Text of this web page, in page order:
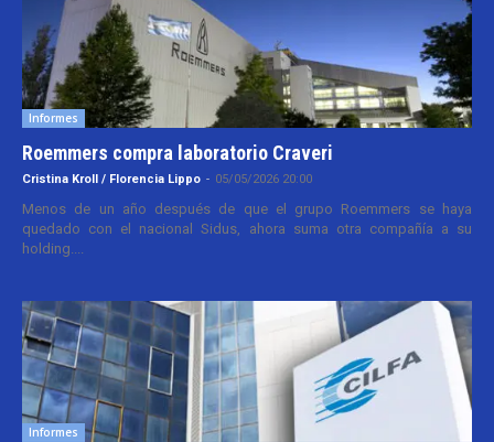
Informes
Roemmers compra laboratorio Craveri
Cristina Kroll / Florencia Lippo - 05/05/2026 20:00
Menos de un año después de que el grupo Roemmers se haya
quedado con el nacional Sidus, ahora suma otra compañía a su
holding....
Informes